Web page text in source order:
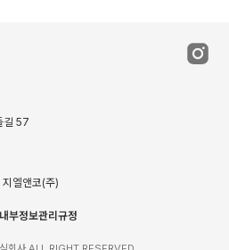
길 57
엘앤코(주)
내부정보관리규정